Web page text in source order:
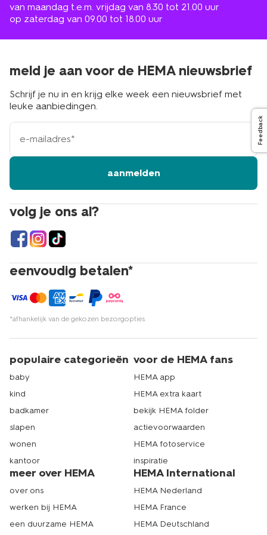
van maandag t.e.m. vrijdag van 8.30 tot 21.00 uur
op zaterdag van 09.00 tot 18.00 uur
volg je ons al?
eenvoudig betalen*
*afhankelijk van de gekozen bezorgopties
meld je aan voor de HEMA nieuwsbrief
Schrijf je nu in en krijg elke week een nieuwsbrief met
leuke aanbiedingen.
e-
mailadres
aanmelden
populaire categorieën
baby
kind
badkamer
slapen
wonen
kantoor
voor de HEMA fans
HEMA app
HEMA extra kaart
bekijk HEMA folder
actievoorwaarden
HEMA fotoservice
inspiratie
meer over HEMA
over ons
werken bij HEMA
een duurzame HEMA
HEMA International
HEMA Nederland
HEMA France
HEMA Deutschland
Feedback